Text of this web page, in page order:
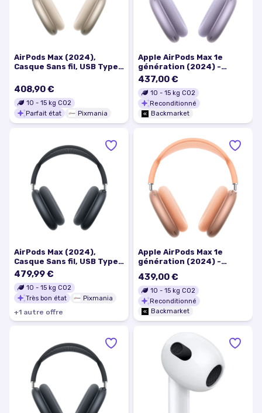
AirPods Max (2024),
Casque Sans fil, USB Type-
stellaire - Excellent état
408,90 €
10 - 15 kg CO2
Parfait état
Pixmania
Apple AirPods Max 1e
génération (2024) -
Mauve
437,00 €
10 - 15 kg CO2
Reconditionné
Backmarket
AirPods Max (2024),
Casque Sans fil, USB Type-
C Bluetooth, Minuit - Très
bon état
479,99 €
10 - 15 kg CO2
Très bon état
Pixmania
+1 autre offre
Apple AirPods Max 1e
génération (2024) -
439,00 €
10 - 15 kg CO2
Reconditionné
Backmarket